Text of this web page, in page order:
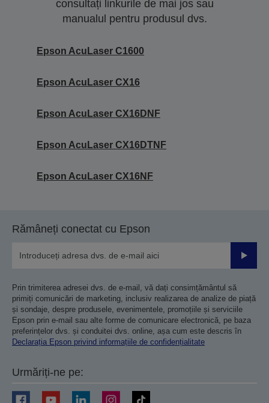
consultați linkurile de mai jos sau
manualul pentru produsul dvs.
Epson AcuLaser C1600
Epson AcuLaser CX16
Epson AcuLaser CX16DNF
Epson AcuLaser CX16DTNF
Epson AcuLaser CX16NF
Rămâneți conectat cu Epson
Prin trimiterea adresei dvs. de e-mail, vă dați consimțământul să
primiți comunicări de marketing, inclusiv realizarea de analize de piață
și sondaje, despre produsele, evenimentele, promoțiile și serviciile
Epson prin e-mail sau alte forme de comunicare electronică, pe baza
preferințelor dvs. și conduitei dvs. online, așa cum este descris în
Declarația Epson privind informațiile de confidențialitate
Urmăriți-ne pe: